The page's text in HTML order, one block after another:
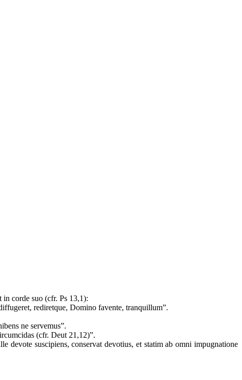
corde suo (cfr. Ps 13,1):
rediretque, Domino favente, tranquillum”.
ne servemus”.
(cfr. Deut 21,12)”.
devote suscipiens, conservat devotius, et statim ab omni impugnatione